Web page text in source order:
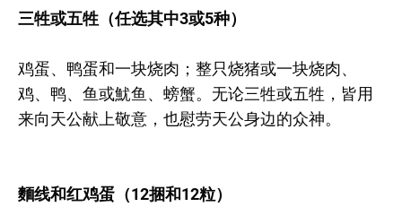
三牲或五牲（任选其中3或5种）
鸡蛋、鸭蛋和一块烧肉；整只烧猪或一块烧肉、
鸡、鸭、鱼或魷鱼、螃蟹。无论三牲或五牲，皆用
来向天公献上敬意，也慰劳天公身边的众神。
麵线和红鸡蛋（12捆和12粒）